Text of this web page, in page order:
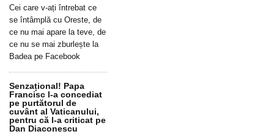
Cei care v-ați întrebat ce
se întâmplă cu Oreste, de
ce nu mai apare la teve, de
ce nu se mai zburlește la
Badea pe Facebook
Senzațional! Papa
Francisc l-a concediat
pe purtătorul de
cuvânt al Vaticanului,
pentru că l-a criticat pe
Dan Diaconescu